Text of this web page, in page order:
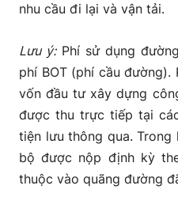
nhu cầu đi lại và vận tải.
Lưu ý:Phí sử dụng
phí BOT (phí cầu đường).
vốn đầu tư xây dựng
được thu trực tiếp tại
tiện lưu thông qua.
bộ được nộp định kỳ
thuộc vào quãng đường